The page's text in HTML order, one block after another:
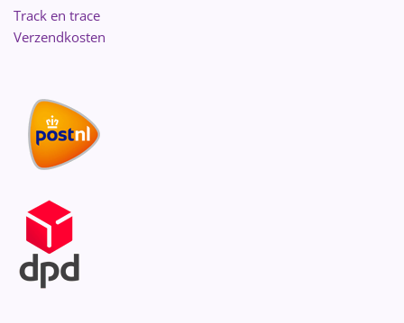
Track en trace
Verzendkosten